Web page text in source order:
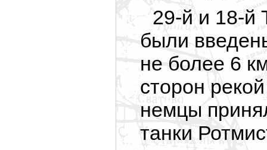
29-й и 18-й
были
не более 6
сторон
немцы
танки